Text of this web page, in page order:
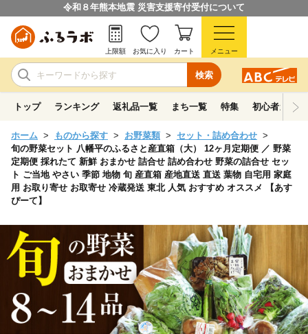
令和８年熊本地震 災害支援寄付受付について
検索
上限額 お気に入り カート メニュー
トップ ランキング 返礼品一覧 まち一覧 特集 初心者ガイド
ホーム ものから探す お野菜類
セット・詰め合わせ
旬の野菜セット 八幡平のふるさと産直箱（大） 12ヶ月定期便 ／ 野菜
定期便 採れたて 新鮮 おまかせ 詰合せ 詰め合わせ 野菜の詰合せ セッ
ト ご当地 やさい 季節 地物 旬 産直箱 産地直送 直送 葉物 自宅用 家庭
用 お取り寄せ お取寄せ 冷蔵発送 東北 人気 おすすめ オススメ 【あす
ぴーて】